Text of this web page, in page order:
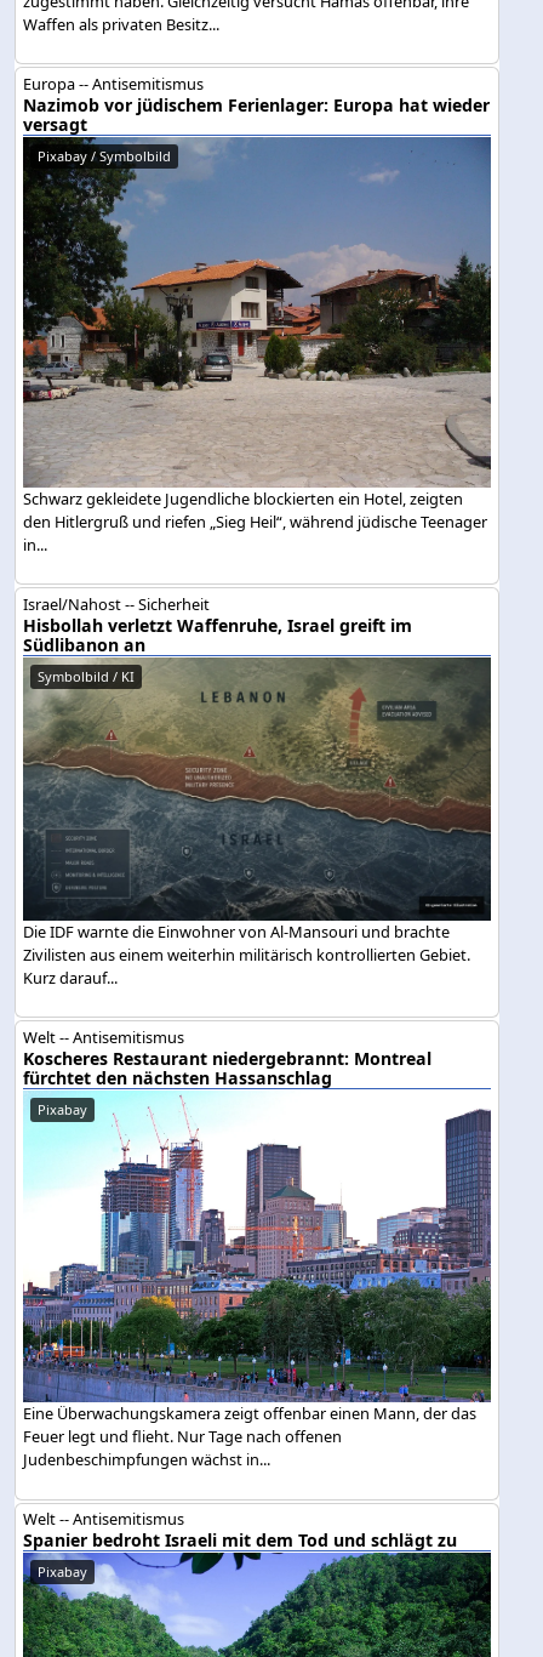
Waffen als privaten Besitz...
Europa -- Antisemitismus
Nazimob vor jüdischem Ferienlager: Europa hat wieder
versagt
Pixabay / Symbolbild
Schwarz gekleidete Jugendliche blockierten ein Hotel, zeigten
den Hitlergruß und riefen „Sieg Heil“, während jüdische Teenager
in...
Israel/Nahost -- Sicherheit
Hisbollah verletzt Waffenruhe, Israel greift im
Südlibanon an
Symbolbild / KI
Die IDF warnte die Einwohner von Al-Mansouri und brachte
Zivilisten aus einem weiterhin militärisch kontrollierten Gebiet.
Kurz darauf...
Welt -- Antisemitismus
Koscheres Restaurant niedergebrannt: Montreal
fürchtet den nächsten Hassanschlag
Pixabay
Eine Überwachungskamera zeigt offenbar einen Mann, der das
Feuer legt und flieht. Nur Tage nach offenen
Judenbeschimpfungen wächst in...
Welt -- Antisemitismus
Spanier bedroht Israeli mit dem Tod und schlägt zu
Pixabay